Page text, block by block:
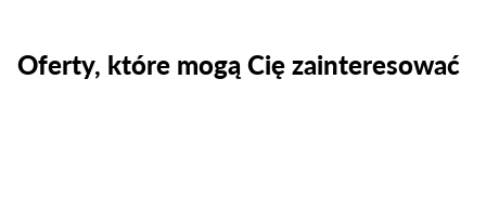
Oferty, które mogą Cię zainteresować